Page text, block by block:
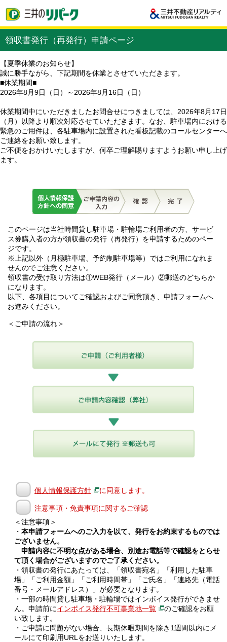
領収書発行（再発行）申請ページ
【夏季休業のお知らせ】
誠に勝手ながら、下記期間を休業とさせていただきます。
■休業期間■
2026年8月9日（日）～2026年8月16日（日）
休業期間中にいただきましたお問合せにつきましては、2026年8月17日
（月）以降より順次対応させていただきます。なお、駐車場内における
緊急のご用件は、各駐車場内に設置された看板記載のコールセンターへ
ご連絡をお願い致します。
ご不便をおかけいたしますが、何卒ご理解賜りますようお願い申し上げ
ます。
このページは当社時間貸し駐車場・駐輪場ご利用者の方、サービ
ス券購入者の方が領収書の発行（再発行）を申請するためのペー
ジです。
※上記以外（月極駐車場、予約制駐車場等）ではご利用になれま
せんのでご注意ください。
領収書の受け取り方法は①WEB発行（メール）②郵送のどちらか
になります。
以下、各項目についてご確認およびご同意頂き、申請フォームへ
お進みください。
＜ご申請の流れ＞
個人情報保護方針 に同意します。
注意事項・免責事項に関するご確認
＜注意事項＞
・ 本申請フォームへのご入力を以て、発行をお約束するものでは
ございません。
申請内容に不明な点がある場合、別途お電話等で確認をとらせ
て頂く場合がございますのでご了承ください。
・領収書の発行にあたっては、「領収書宛名」「利用した駐車
場」「ご利用金額」「ご利用時間帯」「ご氏名」「連絡先（電話
番号・メールアドレス）」が必要となります。
・一部の時間貸し駐車場・駐輪場ではインボイス発行ができませ
ん。申請前にインボイス発行不可事業地一覧
のご確認をお願
い致します。
・ご申請に問題がない場合、長期休暇期間を除き1週間以内にメ
ールにて印刷用URLをお送りいたします。